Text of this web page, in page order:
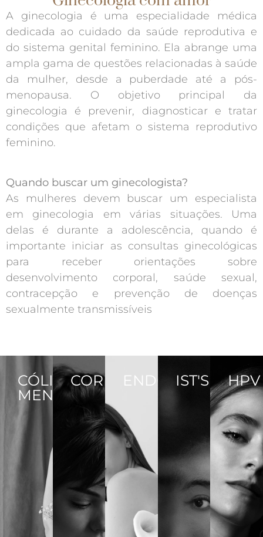
A ginecologia é uma especialidade médica
dedicada ao cuidado da saúde reprodutiva e
do sistema genital feminino. Ela abrange uma
ampla gama de questões relacionadas à saúde
da mulher, desde a puberdade até a pós-
menopausa. O objetivo principal da
ginecologia é prevenir, diagnosticar e tratar
condições que afetam o sistema reprodutivo
feminino.
Quando buscar um ginecologista?
As mulheres devem buscar um especialista
em ginecologia em várias situações. Uma
delas é durante a adolescência, quando é
importante iniciar as consultas ginecológicas
para receber orientações sobre
desenvolvimento corporal, saúde sexual,
contracepção e prevenção de doenças
sexualmente transmissíveis
CÓLICA
MENSTRUAL
CORRIMENTOENDOMETRIOSE
IST'S HPV